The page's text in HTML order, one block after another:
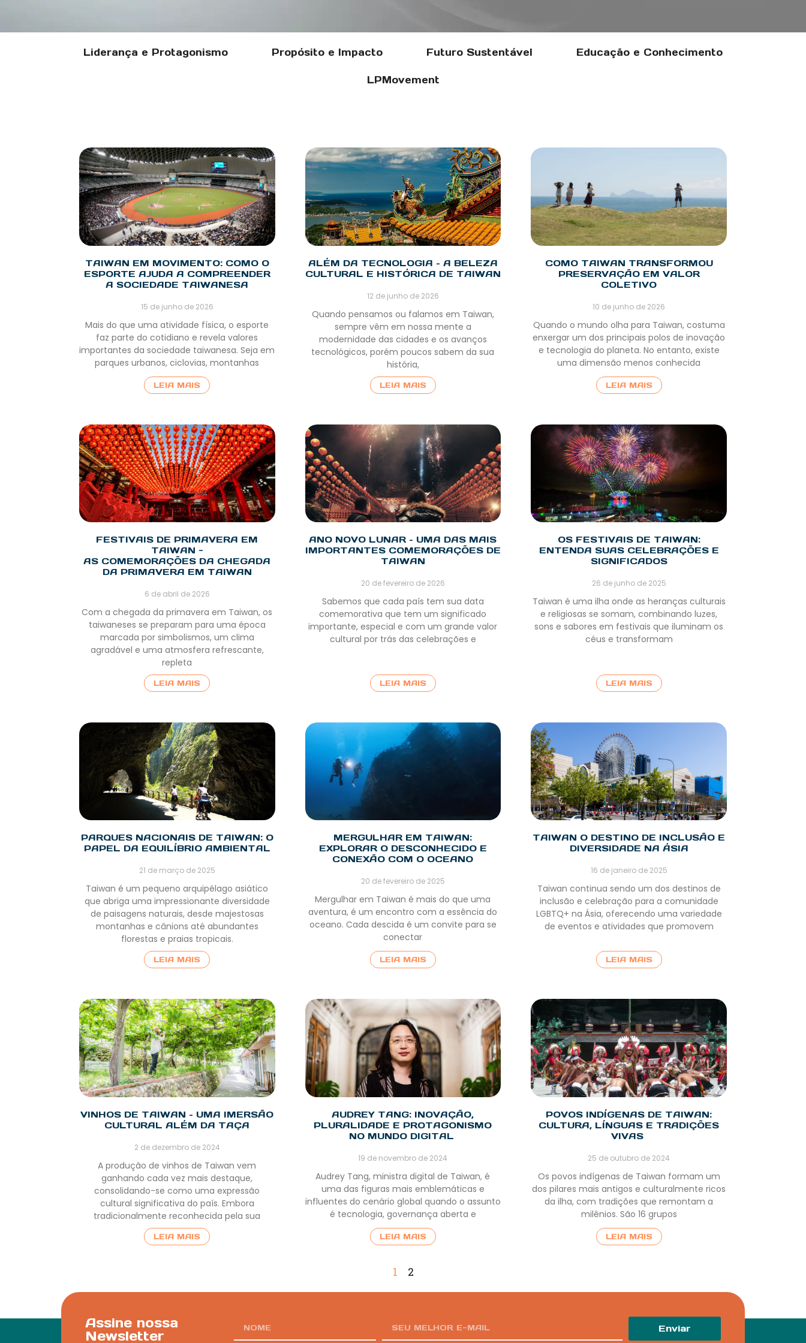
Liderança e Protagonismo Propósito e Impacto Futuro Sustentável Educação e Conhecimento
LPMovement
TAIWAN EM MOVIMENTO: COMO O
ESPORTE AJUDA A COMPREENDER
A SOCIEDADE TAIWANESA
15 de junho de 2026
Mais do que uma atividade física, o esporte
faz parte do cotidiano e revela valores
importantes da sociedade taiwanesa. Seja em
parques urbanos, ciclovias, montanhas
LEIA MAIS
ALÉM DA TECNOLOGIA – A BELEZA
CULTURAL E HISTÓRICA DE TAIWAN
12 de junho de 2026
Quando pensamos ou falamos em Taiwan,
sempre vêm em nossa mente a
modernidade das cidades e os avanços
tecnológicos, porém poucos sabem da sua
história,
LEIA MAIS
COMO TAIWAN TRANSFORMOU
PRESERVAÇÃO EM VALOR
COLETIVO
10 de junho de 2026
Quando o mundo olha para Taiwan, costuma
enxergar um dos principais polos de inovação
e tecnologia do planeta. No entanto, existe
uma dimensão menos conhecida
LEIA MAIS
FESTIVAIS DE PRIMAVERA EM
TAIWAN -
AS COMEMORAÇÕES DA CHEGADA
DA PRIMAVERA EM TAIWAN
6 de abril de 2026
Com a chegada da primavera em Taiwan, os
taiwaneses se preparam para uma época
marcada por simbolismos, um clima
agradável e uma atmosfera refrescante,
repleta
LEIA MAIS
ANO NOVO LUNAR – UMA DAS MAIS
IMPORTANTES COMEMORAÇÕES DE
TAIWAN
20 de fevereiro de 2026
Sabemos que cada país tem sua data
comemorativa que tem um significado
importante, especial e com um grande valor
cultural por trás das celebrações e
LEIA MAIS
OS FESTIVAIS DE TAIWAN:
ENTENDA SUAS CELEBRAÇÕES E
SIGNIFICADOS
26 de junho de 2025
Taiwan é uma ilha onde as heranças culturais
e religiosas se somam, combinando luzes,
sons e sabores em festivais que iluminam os
céus e transformam
LEIA MAIS
PARQUES NACIONAIS DE TAIWAN: O
PAPEL DA EQUILÍBRIO AMBIENTAL
21 de março de 2025
Taiwan é um pequeno arquipélago asiático
que abriga uma impressionante diversidade
de paisagens naturais, desde majestosas
montanhas e cânions até abundantes
florestas e praias tropicais.
LEIA MAIS
MERGULHAR EM TAIWAN:
EXPLORAR O DESCONHECIDO E
CONEXÃO COM O OCEANO
20 de fevereiro de 2025
Mergulhar em Taiwan é mais do que uma
aventura, é um encontro com a essência do
oceano. Cada descida é um convite para se
conectar
LEIA MAIS
TAIWAN O DESTINO DE INCLUSÃO E
DIVERSIDADE NA ÁSIA
16 de janeiro de 2025
Taiwan continua sendo um dos destinos de
inclusão e celebração para a comunidade
LGBTQ+ na Ásia, oferecendo uma variedade
de eventos e atividades que promovem
LEIA MAIS
VINHOS DE TAIWAN – UMA IMERSÃO
CULTURAL ALÉM DA TAÇA
2 de dezembro de 2024
A produção de vinhos de Taiwan vem
ganhando cada vez mais destaque,
consolidando-se como uma expressão
cultural significativa do país. Embora
tradicionalmente reconhecida pela sua
LEIA MAIS
AUDREY TANG: INOVAÇÃO,
PLURALIDADE E PROTAGONISMO
NO MUNDO DIGITAL
19 de novembro de 2024
Audrey Tang, ministra digital de Taiwan, é
uma das figuras mais emblemáticas e
influentes do cenário global quando o assunto
é tecnologia, governança aberta e
LEIA MAIS
POVOS INDÍGENAS DE TAIWAN:
CULTURA, LÍNGUAS E TRADIÇÕES
VIVAS
25 de outubro de 2024
Os povos indígenas de Taiwan formam um
dos pilares mais antigos e culturalmente ricos
da ilha, com tradições que remontam a
milênios. São 16 grupos
LEIA MAIS
1 2
Assine nossa
Newsletter Enviar